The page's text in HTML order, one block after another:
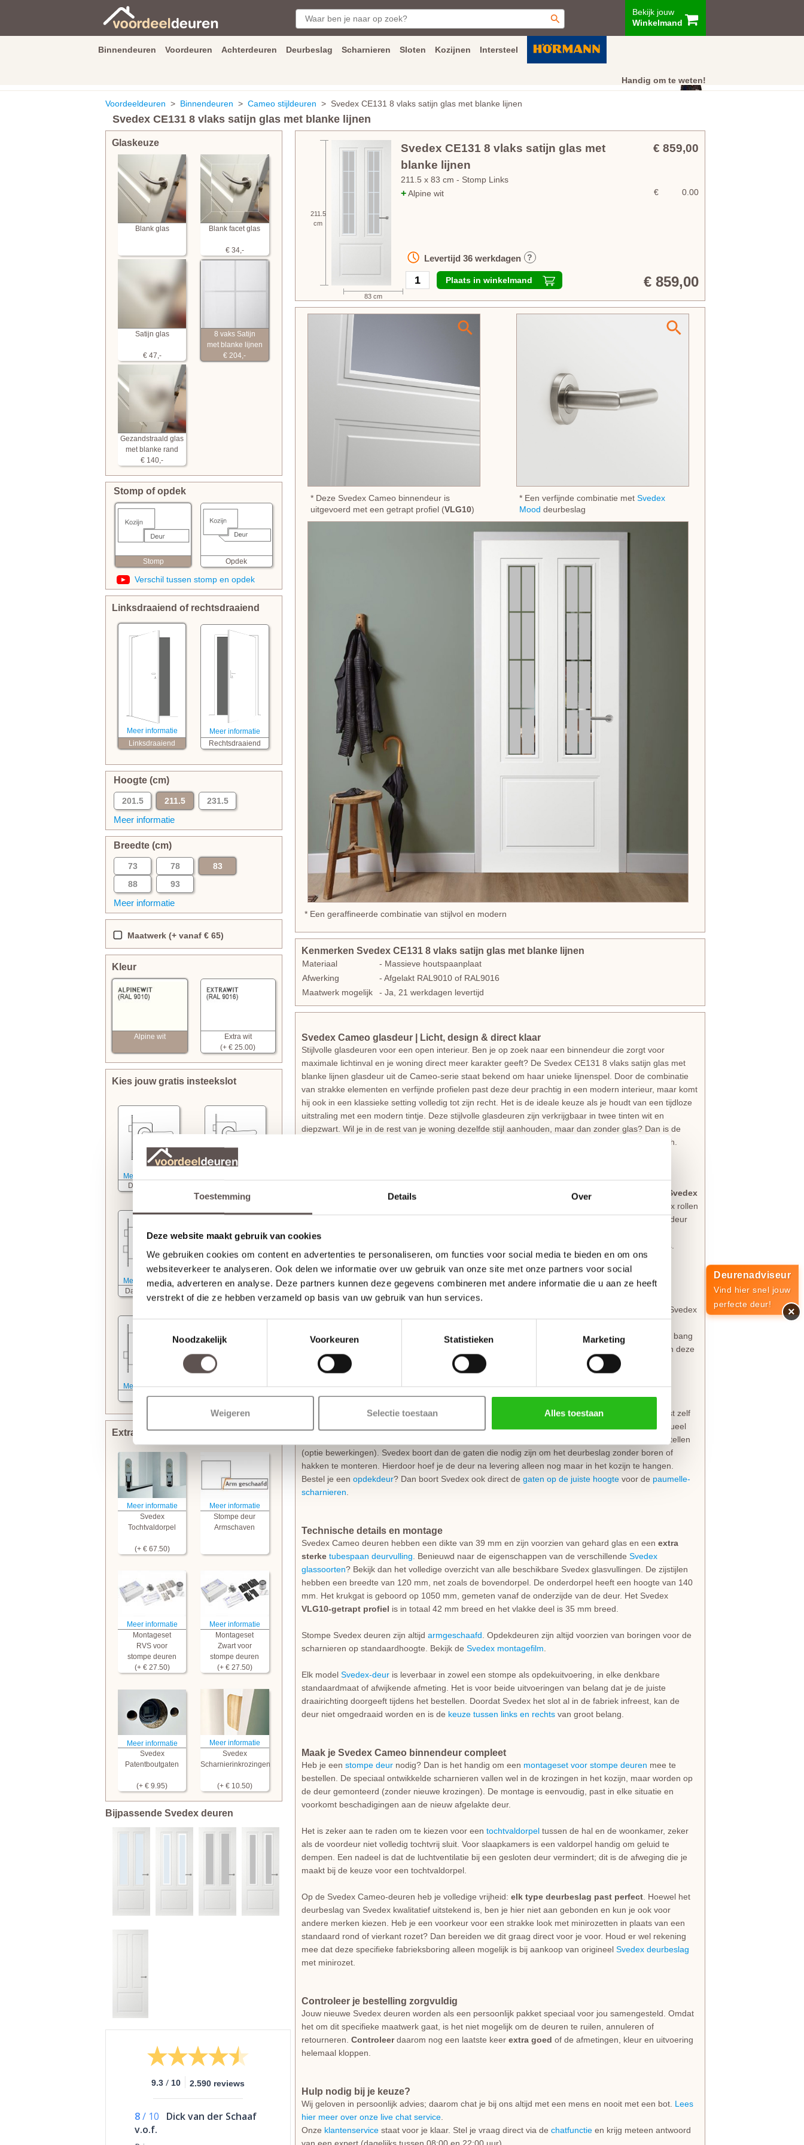
Toestemming Details Over
Deze website maakt gebruik van cookies
We gebruiken cookies om content en advertenties te personaliseren, om functies voor social media te bieden en om ons
websiteverkeer te analyseren. Ook delen we informatie over uw gebruik van onze site met onze partners voor social
media, adverteren en analyse. Deze partners kunnen deze gegevens combineren met andere informatie die u aan ze heeft
verstrekt of die ze hebben verzameld op basis van uw gebruik van hun services.
Noodzakelijk
Voorkeuren Statistieken Marketing
Weigeren Selectie toestaan Alles toestaan
Bekijk jouw
Winkelmand
Binnendeuren Voordeuren Achterdeuren Deurbeslag Scharnieren Sloten Kozijnen Intersteel
Handig om te weten!
Klantenservice
Voordeeldeuren > Binnendeuren > Cameo stijldeuren > Svedex CE131 8 vlaks satijn glas met blanke lijnen
Svedex CE131 8 vlaks satijn glas met blanke lijnen
Glaskeuze
Blank glas Blank facet glas
€ 34,-
Satijn glas
€ 47,-
8 vaks Satijn
met blanke lijnen
€ 204,-
Gezandstraald glas
met blanke rand
€ 140,-
Stomp of opdek
Stomp Opdek
Verschil tussen stomp en opdek
Linksdraaiend of rechtsdraaiend
Meer informatie
Linksdraaiend
Meer informatie
Rechtsdraaiend
Hoogte (cm)
201.5 211.5
231.5
Meer informatie
Breedte (cm)
73 78
83
88
93
Meer informatie
Maatwerk (+ vanaf € 65)
Kleur
Alpine wit
Extra wit
(+ € 25.00)
Kies jouw gratis insteekslot
Meer informatie
Deurkrukslot
Meer informatie
Dag- nachtslot
Meer informatie
Meer informatie
Kastslot
Extra bewerkingen toevoegen
Meer informatie
Svedex
Tochtvaldorpel
(+ € 67.50)
Meer informatie
Stompe deur
Armschaven
Meer informatie
Montageset
RVS voor
stompe deuren
(+ € 27.50)
Meer informatie
Montageset
Zwart voor
stompe deuren
(+ € 27.50)
Meer informatie
Svedex
Patentboutgaten
(+ € 9.95)
Meer informatie
Svedex
Scharnierinkrozingen
(+ € 10.50)
Bijpassende Svedex deuren
9.3 / 10 2.590 reviews
8/ 10
Dick van der Schaaf
v.o.f.
211.5
cm
Svedex CE131 8 vlaks satijn glas met
blanke lijnen
€ 859,00
211.5 x 83 cm - Stomp Links
+Alpine wit 0.00
€
Plaats in winkelmand
Levertijd 36werkdagen ?
€ 859,00
83 cm
* Deze Svedex Cameo binnendeur is
uitgevoerd met een getrapt profiel (VLG10)
* Een verfijnde combinatie met Svedex
Mood deurbeslag
* Een geraffineerde combinatie van stijlvol en modern
Kenmerken Svedex CE131 8 vlaks satijn glas met blanke lijnen
Materiaal
- Massieve houtspaanplaat
Afwerking
- Afgelakt RAL9010 of RAL9016
Maatwerk mogelijk
- Ja, 21 werkdagen levertijd
Svedex Cameo glasdeur | Licht, design & direct klaar
Stijlvolle glasdeuren voor een open interieur. Ben je op zoek naar een binnendeur die zorgt voor
maximale lichtinval en je woning direct meer karakter geeft? De Svedex CE131 8 vlaks satijn glas met
blanke lijnen glasdeur uit de Cameo-serie staat bekend om haar unieke lijnenspel. Door de combinatie
van strakke elementen en verfijnde profielen past deze deur prachtig in een modern interieur, maar komt
hij ook in een klassieke setting volledig tot zijn recht. Het is de ideale keuze als je houdt van een tijdloze
uitstraling met een modern tintje. Deze stijlvolle glasdeuren zijn verkrijgbaar in twee tinten wit en
diepzwart. Wil je in de rest van je woning dezelfde stijl aanhouden, maar dan zonder glas? Dan is de
binnendeur, de perfecte match.
Haal echt Nederlands vakmanschap in huis met Svedex Cameo
Waarom zou je voor een gewone deur gaan als je kunt kiezen voor maatwerk uit eigen land? De
Svedex
laat zien dat een slim ontwerp en een mooi uiterlijk perfect samenwerken. Bij Svedex rollen
de deuren niet simpelweg van de lopende band; jouw bestelling is het uitgangspunt. Elke Svedex deur
wordt met de grootste zorg
bijzondere manier van wonen, waarbij je binnendeur precies past bij de eisen van jouw droomhuis.
Ontdek hier allemodellen en kleurenuit deSvedex Cameo-serie.
Svedex Superlak: Een deur die tegen een stootje kan
Je wilt natuurlijk dat je deuren er over tien jaar nog steeds als nieuw uitzien. Daarom worden alle Svedex
extreemsterk en krasbestendig
, wat ideaal is voor een druk huishouden. Bovendien hoef je niet bang
te zijn voor verkleuring; de lak is kleurvast en behoudt zijn frisse uitstraling. Svedex is zo zeker van deze
kwaliteit dat je standaard 10 jaar garantie op de laklaag krijgt.
Direct klaar voor montage
Deze deur wordt geleverd exclusief deurbeslag, maar inclusief gemonteerd insteekslot
. Je kiest zelf
die je wenst, waarna Svedex direct de juiste boringen voor de deurkruk en eventueel
mee te bestellen
(optie bewerkingen). Svedex boort dan de gaten die nodig zijn om het deurbeslag zonder boren of
hakken te monteren. Hierdoor hoef je de deur na levering alleen nog maar in het kozijn te hangen.
Bestel je een opdekdeur? Dan boort Svedex ook direct de gaten op de juiste hoogte voor de paumelle-
scharnieren
Technische details en montage
Svedex Cameo deuren hebben een dikte van 39 mm en zijn voorzien van gehard glas en een extra
sterke tubespaan deurvulling . Benieuwd naar de eigenschappen van de verschillende Svedex
glassoorten? Bekijk dan het volledige overzicht van alle beschikbare Svedex glasvullingen. De zijstijlen
hebben een breedte van 120 mm, net zoals de bovendorpel. De onderdorpel heeft een hoogte van 140
mm. Het krukgat is geboord op 1050 mm, gemeten vanaf de onderzijde van de deur. Het Svedex
VLG10-getrapt profiel is in totaal 42 mm breed en het vlakke deel is 35 mm breed.
Stompe Svedex deuren zijn altijd armgeschaafd . Opdekdeuren zijn altijd voorzien van boringen voor de
scharnieren op standaardhoogte. Bekijk de Svedex montagefilm
Elk model Svedex-deur is leverbaar in zowel een stompe als opdekuitvoering, in elke denkbare
standaardmaat of afwijkende afmeting. Het is voor beide uitvoeringen van belang dat je de juiste
draairichting doorgeeft tijdens het bestellen. Doordat Svedex het slot al in de fabriek infreest, kan de
deur niet omgedraaid worden en is de keuze tussen links en rechts van groot belang.
Maak je Svedex Cameo binnendeur compleet
Heb je een stompe deur nodig? Dan is het handig om een montageset voor stompe deuren mee te
bestellen. De speciaal ontwikkelde scharnieren vallen wel in de krozingen in het kozijn, maar worden op
de deur gemonteerd (zonder nieuwe krozingen). De montage is eenvoudig, past in elke situatie en
voorkomt beschadigingen aan de nieuw afgelakte deur.
Het is zeker aan te raden om te kiezen voor een tochtvaldorpel tussen de hal en de woonkamer, zeker
als de voordeur niet volledig tochtvrij sluit. Voor slaapkamers is een valdorpel handig om geluid te
dempen. Een nadeel is dat de luchtventilatie bij een gesloten deur vermindert; dit is de afweging die je
maakt bij de keuze voor een tochtvaldorpel.
Op de Svedex Cameo-deuren heb je volledige vrijheid: elk type deurbeslag past perfect . Hoewel het
deurbeslag van Svedex kwalitatief uitstekend is, ben je hier niet aan gebonden en kun je ook voor
andere merken kiezen. Heb je een voorkeur voor een strakke look met minirozetten in plaats van een
standaard rond of vierkant rozet? Dan bereiden we dit graag direct voor je voor. Houd er wel rekening
mee dat deze specifieke fabrieksboring alleen mogelijk is bij aankoop van origineel Svedex deurbeslag
met minirozet.
Controleer je bestelling zorgvuldig
Jouw nieuwe Svedex deuren worden als een persoonlijk pakket speciaal voor jou samengesteld. Omdat
het om dit specifieke maatwerk gaat, is het niet mogelijk om de deuren te ruilen, annuleren of
retourneren. Controleerdaarom nog een laatste keer extra goed of de afmetingen, kleur en uitvoering
helemaal kloppen.
Hulp nodig bij je keuze?
Wij geloven in persoonlijk advies; daarom chat je bij ons altijd met een mens en nooit met een bot. Lees
hier meer over onze live chat service
Onze klantenservice staat voor je klaar. Stel je vraag direct via de chatfunctie en krijg meteen antwoord
Deurenadviseur
Vind hier snel jouw
perfecte deur!
×